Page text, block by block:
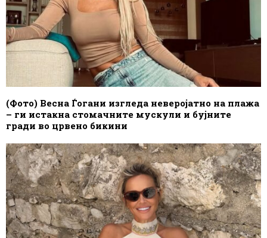
(Фото) Весна Ѓогани изгледа неверојатно на плажа
– ги истакна стомачните мускули и бујните
гради во црвено бикини